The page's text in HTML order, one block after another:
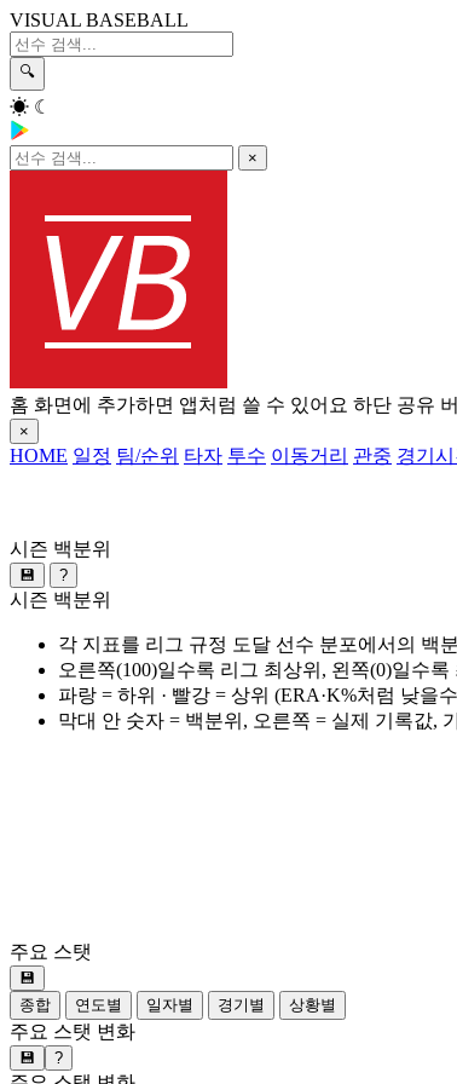
VISUAL BASEBALL
🔍
☀ ☾
×
홈 화면에 추가하면 앱처럼 쓸 수 있어요 하단 공유
×
HOME 일정 팀/순위 타자 투수 이동거리 관중 경기
시즌 백분위
💾 ?
시즌 백분위
각 지표를 리그 규정 도달 선수 분포에서의 백
오른쪽(100)일수록 리그 최상위, 왼쪽(0)일수록
파랑 = 하위 · 빨강 = 상위 (ERA·K%처럼 낮을
막대 안 숫자 = 백분위, 오른쪽 = 실제 기록값,
주요 스탯
💾
종합
연도별 일자별 경기별 상황별
주요 스탯 변화
💾 ?